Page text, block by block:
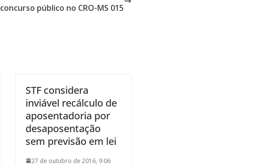
concurso público no CRO-MS 015
STF considera
inviável recálculo de
aposentadoria por
desaposentação
sem previsão em lei
27 de outubro de 2016, 9:06